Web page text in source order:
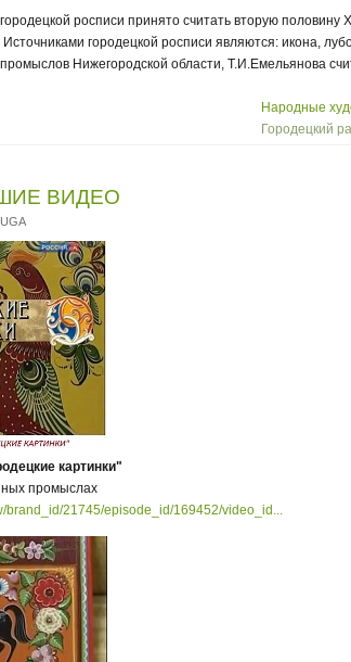
росписи принято считать вторую
Источниками городецкой росписи являются: икона,
Нижегородской области, Т.И.Емельянова
Народные
Городецкий
ВИДЕО
картинки"
промыслах
brand_id/21745/episode_id/169452/video_id...